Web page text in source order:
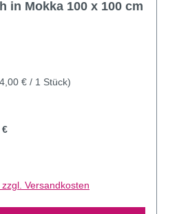
in Mokka 100 x 100 cm
€ / 1 Stück)
€
Versandkosten